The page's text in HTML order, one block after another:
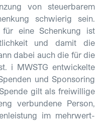
von steuerbarem
schwierig sein.
für eine Schenkung ist
und damit die
dabei auch die für die
i MWSTG entwickelte
und Sponsoring
gilt als freiwillige
verbundene Person,
im mehrwert­